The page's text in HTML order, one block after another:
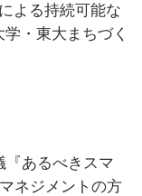
よる持続可能な
・東大まちづく
『あるべきスマ
ネジメントの方